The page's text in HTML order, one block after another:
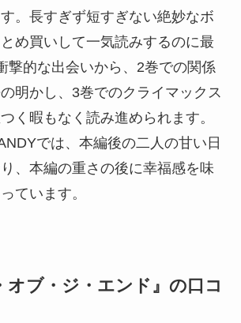
。長すぎず短すぎない絶妙なボ
め買いして一気読みするのに最
撃的な出会いから、2巻での関係
明かし、3巻でのクライマックス
く暇もなく読み進められます。
では、本編後の二人の甘い日
、本編の重さの後に幸福感を味
ています。
オブ・ジ・エンド』の口コ